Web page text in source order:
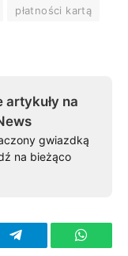
płatności kartą
artykuły na
gwiazdką
na bieżąco
Telegram